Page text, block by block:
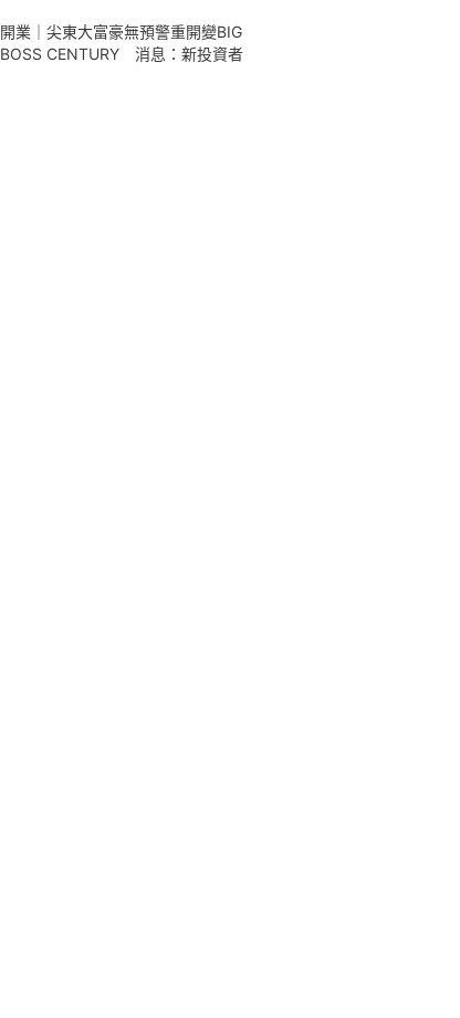
開業｜尖東大富豪無預警重開變BIG
BOSS CENTURY 消息：新投資者